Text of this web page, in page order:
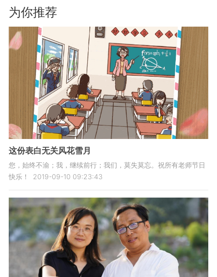
为你推荐
这份表白无关风花雪月
您，始终不渝；我，继续前行；我们，莫失莫忘。祝所有老师节日
快乐！
2019-09-10 09:23:43